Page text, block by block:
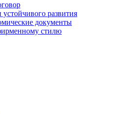
развития
документы
стилю